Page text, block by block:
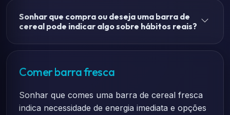
Sonhar que compra ou deseja uma barra de
cereal pode indicar algo sobre hábitos reais?
Comer barra fresca
Sonhar que comes uma barra de cereal fresca
indica necessidade de energia imediata e opções